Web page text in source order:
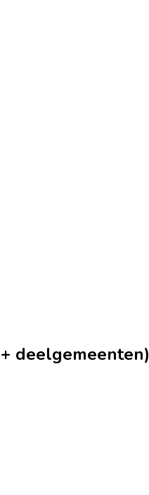
deelgemeenten)